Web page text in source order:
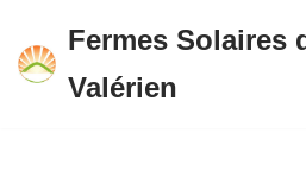
Aller
Fermes Solaires
Valérien